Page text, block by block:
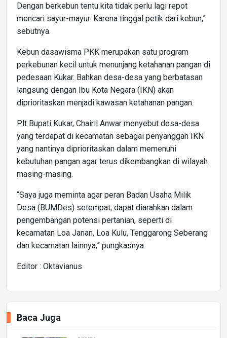
Dengan berkebun tentu kita tidak perlu lagi repot
mencari sayur-mayur. Karena tinggal petik dari kebun,”
sebutnya.
Kebun dasawisma PKK merupakan satu program
perkebunan kecil untuk menunjang ketahanan pangan di
pedesaan Kukar. Bahkan desa-desa yang berbatasan
langsung dengan Ibu Kota Negara (IKN) akan
diprioritaskan menjadi kawasan ketahanan pangan.
Plt Bupati Kukar, Chairil Anwar menyebut desa-desa
yang terdapat di kecamatan sebagai penyanggah IKN
yang nantinya diprioritaskan dalam memenuhi
kebutuhan pangan agar terus dikembangkan di wilayah
masing-masing.
“Saya juga meminta agar peran Badan Usaha Milik
Desa (BUMDes) setempat, dapat diarahkan dalam
pengembangan potensi pertanian, seperti di
kecamatan Loa Janan, Loa Kulu, Tenggarong Seberang
dan kecamatan lainnya,” pungkasnya.
Editor : Oktavianus
Baca Juga